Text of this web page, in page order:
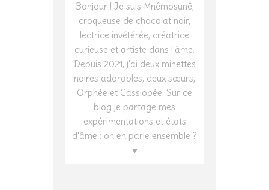
Bonjour ! Je suis Mnêmosunê,
croqueuse de chocolat noir,
lectrice invétérée, créatrice
curieuse et artiste dans l'âme.
Depuis 2021, j'ai deux minettes
noires adorables, deux sœurs,
Orphée et Cassiopée. Sur ce
blog je partage mes
expérimentations et états
d'âme : on en parle ensemble ?
♥